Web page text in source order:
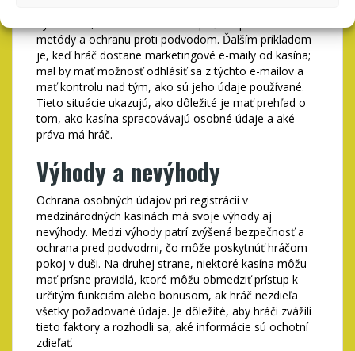
metódy a ochranu proti podvodom. Ďalším príkladom
je, keď hráč dostane marketingové e-maily od kasína;
mal by mať možnosť odhlásiť sa z týchto e-mailov a
mať kontrolu nad tým, ako sú jeho údaje používané.
Tieto situácie ukazujú, ako dôležité je mať prehľad o
tom, ako kasína spracovávajú osobné údaje a aké
práva má hráč.
Výhody a nevýhody
Ochrana osobných údajov pri registrácii v
medzinárodných kasinách má svoje výhody aj
nevýhody. Medzi výhody patrí zvýšená bezpečnosť a
ochrana pred podvodmi, čo môže poskytnúť hráčom
pokoj v duši. Na druhej strane, niektoré kasína môžu
mať prísne pravidlá, ktoré môžu obmedziť prístup k
určitým funkciám alebo bonusom, ak hráč nezdieľa
všetky požadované údaje. Je dôležité, aby hráči zvážili
tieto faktory a rozhodli sa, aké informácie sú ochotní
zdieľať.